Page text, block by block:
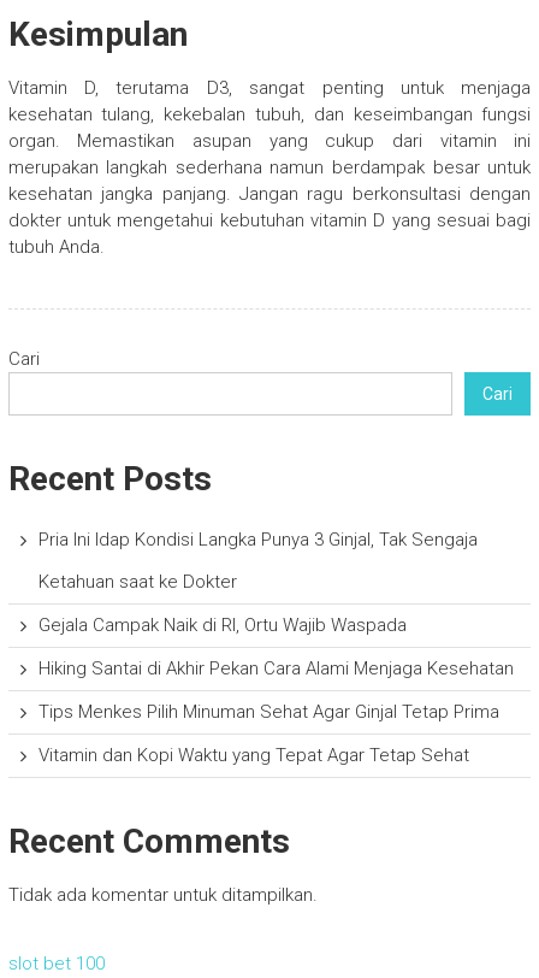
Kesimpulan
Vitamin D, terutama D3, sangat penting untuk menjaga
kesehatan tulang, kekebalan tubuh, dan keseimbangan fungsi
organ. Memastikan asupan yang cukup dari vitamin ini
merupakan langkah sederhana namun berdampak besar untuk
kesehatan jangka panjang. Jangan ragu berkonsultasi dengan
dokter untuk mengetahui kebutuhan vitamin D yang sesuai bagi
tubuh Anda.
Cari
Cari
Recent Posts
Pria Ini Idap Kondisi Langka Punya 3 Ginjal, Tak Sengaja
Ketahuan saat ke Dokter
Gejala Campak Naik di RI, Ortu Wajib Waspada
Hiking Santai di Akhir Pekan Cara Alami Menjaga Kesehatan
Tips Menkes Pilih Minuman Sehat Agar Ginjal Tetap Prima
Vitamin dan Kopi Waktu yang Tepat Agar Tetap Sehat
Recent Comments
Tidak ada komentar untuk ditampilkan.
slot bet 100